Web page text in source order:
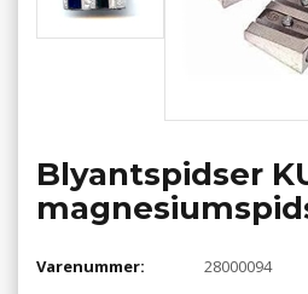
Blyantspidser
Varenummer: 28000094